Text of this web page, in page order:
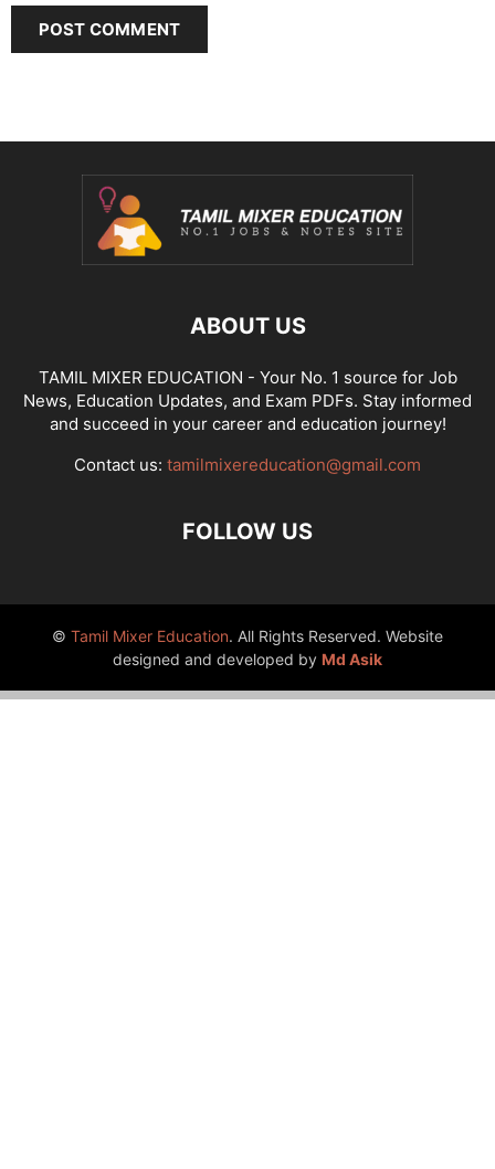
ABOUT US
TAMIL MIXER EDUCATION - Your No. 1 source for Job
News, Education Updates, and Exam PDFs. Stay informed
and succeed in your career and education journey!
Contact us: tamilmixereducation@gmail.com
FOLLOW US
© Tamil Mixer Education. All Rights Reserved. Website
designed and developed by Md Asik